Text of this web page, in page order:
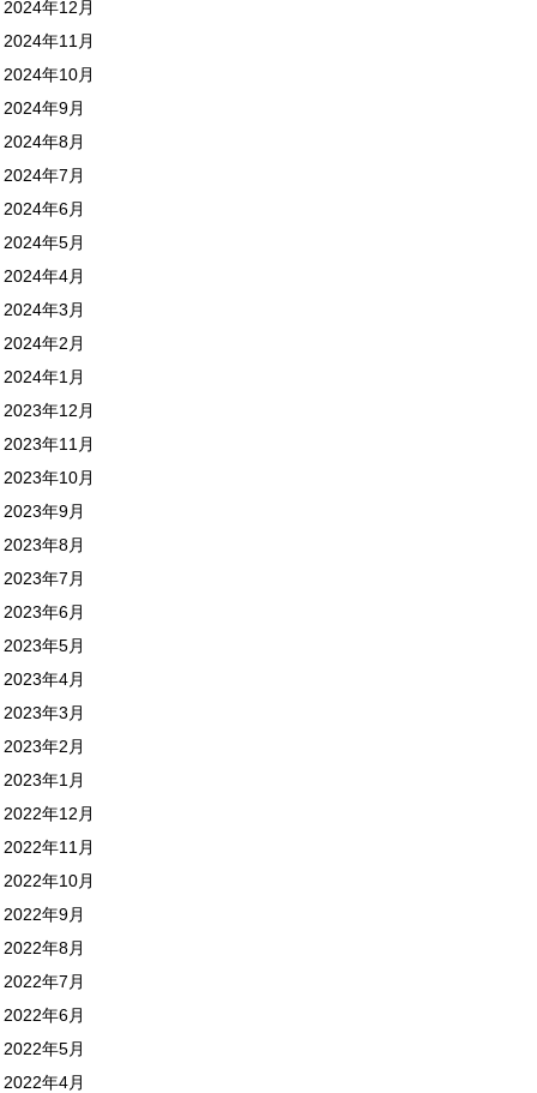
2024年12月
2024年11月
2024年10月
2024年9月
2024年8月
2024年7月
2024年6月
2024年5月
2024年4月
2024年3月
2024年2月
2024年1月
2023年12月
2023年11月
2023年10月
2023年9月
2023年8月
2023年7月
2023年6月
2023年5月
2023年4月
2023年3月
2023年2月
2023年1月
2022年12月
2022年11月
2022年10月
2022年9月
2022年8月
2022年7月
2022年6月
2022年5月
2022年4月